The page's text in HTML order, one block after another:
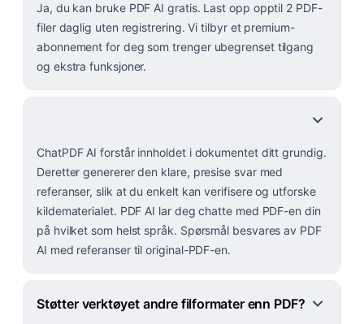
Ja, du kan bruke PDF AI gratis. Last opp opptil 2 PDF-
filer daglig uten registrering. Vi tilbyr et premium-
abonnement for deg som trenger ubegrenset tilgang
og ekstra funksjoner.
ChatPDF AI forstår innholdet i dokumentet ditt grundig.
Deretter genererer den klare, presise svar med
referanser, slik at du enkelt kan verifisere og utforske
kildematerialet. PDF AI lar deg chatte med PDF-en din
på hvilket som helst språk. Spørsmål besvares av PDF
AI med referanser til original-PDF-en.
Støtter verktøyet andre filformater enn PDF?